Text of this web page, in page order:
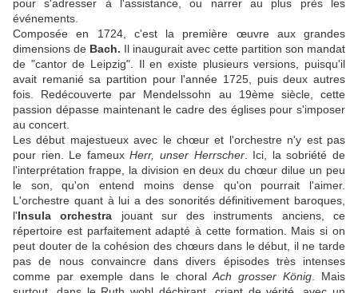
pour s'adresser à l'assistance, ou narrer au plus près les
événements.
Composée en 1724, c'est la première œuvre aux grandes
dimensions de Bach. Il inaugurait avec cette partition son mandat
de "cantor de Leipzig". Il en existe plusieurs versions, puisqu'il
avait remanié sa partition pour l'année 1725, puis deux autres
fois. Redécouverte par Mendelssohn au 19ème siècle, cette
passion dépasse maintenant le cadre des églises pour s'imposer
au concert.
Les début majestueux avec le chœur et l'orchestre n'y est pas
pour rien. Le fameuxHerr, unser Herrscher. Ici, la sobriété de
l'interprétation frappe, la division en deux du chœur dilue un peu
le son, qu'on entend moins dense qu'on pourrait l'aimer.
L'orchestre quant à lui a des sonorités définitivement baroques,
l'Insula orchestra jouant sur des instruments anciens, ce
répertoire est parfaitement adapté à cette formation. Mais si on
peut douter de la cohésion des chœurs dans le début, il ne tarde
pas de nous convaincre dans divers épisodes très intenses
comme par exemple dans le choral Ach grosser König . Mais